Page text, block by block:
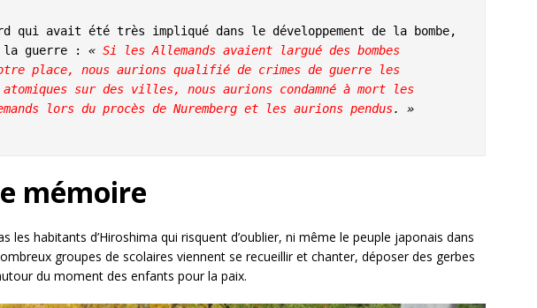
qui avait été très impliqué dans le développement de la bombe,
guerre : « Si les Allemands avaient largué des bombes
place, nous aurions qualifié de crimes de guerre les
atomiques sur des villes, nous aurions condamné à mort les
lors du procès de Nuremberg et les aurions pendus. »
mémoire
les habitants d’Hiroshima qui risquent d’oublier, ni même le peuple japonais dans
groupes de scolaires viennent se recueillir et chanter, déposer des gerbes
du moment des enfants pour la paix.